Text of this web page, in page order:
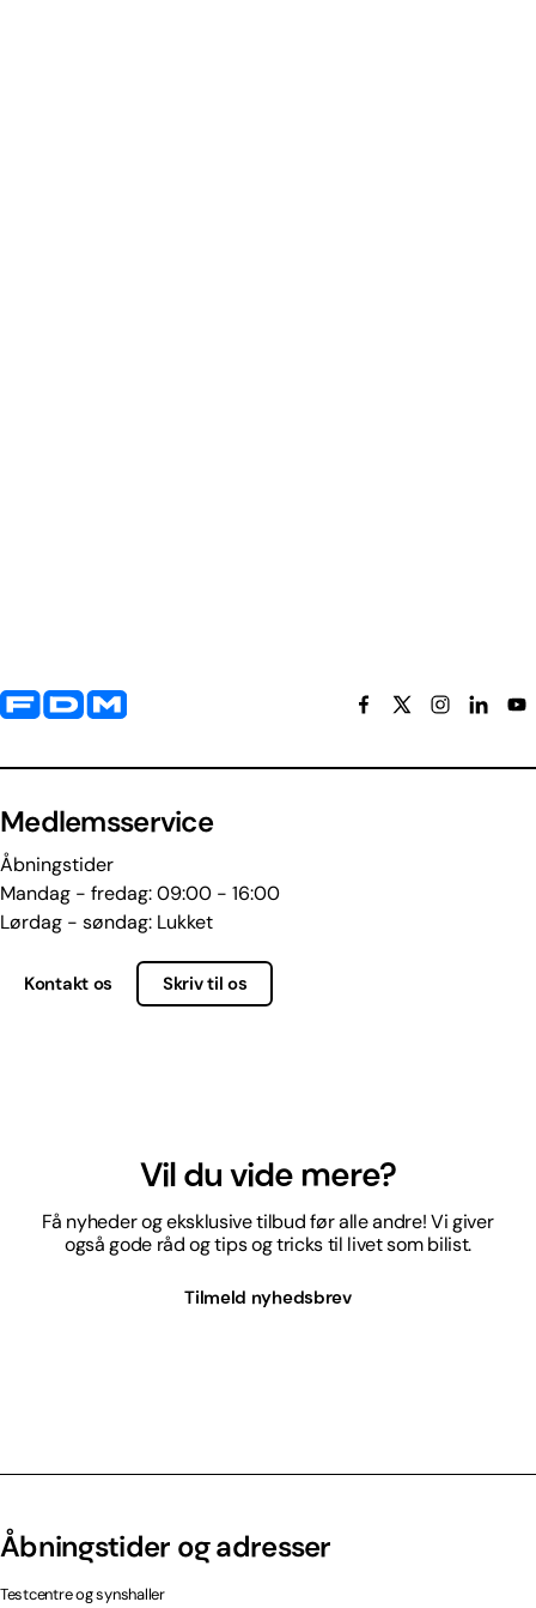
Yderligere information og kontaktoplysninger
Medlemsservice
Åbningstider
Mandag - fredag: 09:00 - 16:00
Lørdag - søndag: Lukket
Kontakt os Skriv til os
Vil du vide mere?
Få nyheder og eksklusive tilbud før alle andre! Vi giver
også gode råd og tips og tricks til livet som bilist.
Tilmeld nyhedsbrev
Åbningstider og adresser
Testcentre og synshaller